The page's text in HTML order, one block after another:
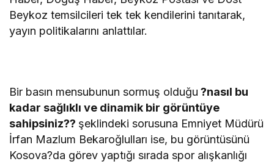
Beykoz temsilcileri tek tek kendilerini tanıtarak,
yayın politikalarını anlattılar.
Bir basın mensubunun sormuş olduğu ?nasıl bu
kadar sağlıklı ve dinamik bir görüntüye
sahipsiniz?? şeklindeki sorusuna Emniyet Müdürü
İrfan Mazlum Bekaroğlulları ise, bu görüntüsünü
Kosova?da görev yaptığı sırada spor alışkanlığı